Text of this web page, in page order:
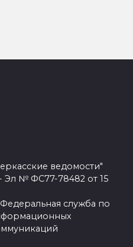
ведомости"
Эл № ФС77-78482 от 15
служба по